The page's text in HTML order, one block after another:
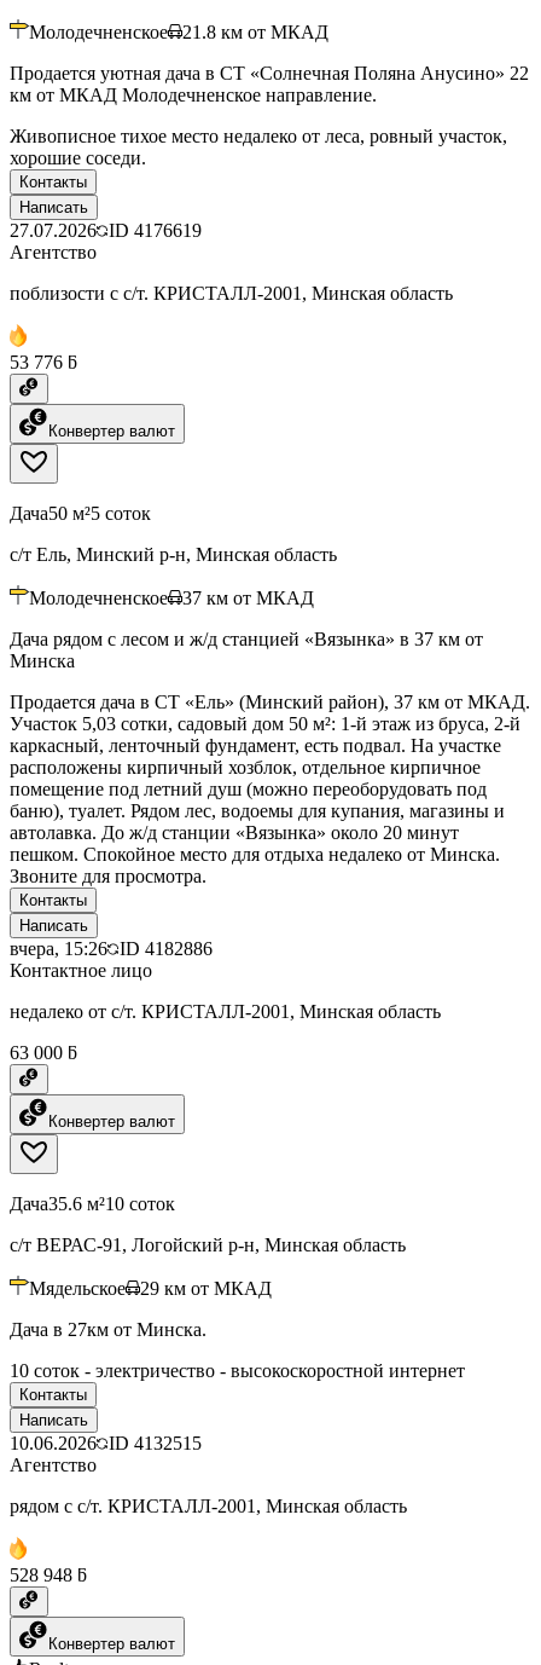
Молодечненское 21.8 км от МКАД
Продается уютная дача в СТ «Солнечная Поляна Анусино» 22
км от МКАД Молодечненское направление.
Живописное тихое место недалеко от леса, ровный участок,
хорошие соседи.
Контакты
Написать
27.07.2026 ID 4176619
Агентство
поблизости с с/т. КРИСТАЛЛ-2001, Минская область
53 776 ƃ
Конвертер валют
Дача50 м²5 соток
с/т Ель, Минский р-н, Минская область
Молодечненское 37 км от МКАД
Дача рядом с лесом и ж/д станцией «Вязынка» в 37 км от
Минска
Продается дача в СТ «Ель» (Минский район), 37 км от МКАД.
Участок 5,03 сотки, садовый дом 50 м²: 1-й этаж из бруса, 2-й
каркасный, ленточный фундамент, есть подвал. На участке
расположены кирпичный хозблок, отдельное кирпичное
помещение под летний душ (можно переоборудовать под
баню), туалет. Рядом лес, водоемы для купания, магазины и
автолавка. До ж/д станции «Вязынка» около 20 минут
пешком. Спокойное место для отдыха недалеко от Минска.
Звоните для просмотра.
Контакты
Написать
вчера, 15:26 ID 4182886
Контактное лицо
недалеко от с/т. КРИСТАЛЛ-2001, Минская область
63 000 ƃ
Конвертер валют
Дача35.6 м²10 соток
с/т ВЕРАС-91, Логойский р-н, Минская область
Мядельское 29 км от МКАД
Дача в 27км от Минска.
10 соток - электричество - высокоскоростной интернет
Контакты
Написать
10.06.2026 ID 4132515
Агентство
рядом с с/т. КРИСТАЛЛ-2001, Минская область
528 948 ƃ
Конвертер валют